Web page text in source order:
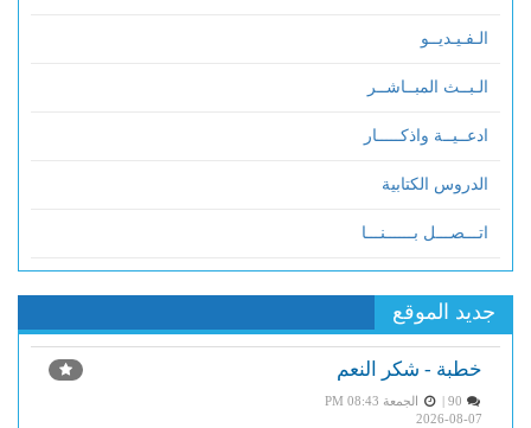
الـفـيـديــو
الـبــث المبــاشــر
ادعــيــة واذكـــــار
الدروس الكتابية
اتـــصـــل بــــــنـــا
جديد الموقع
خطبة - شكر النعم
الجمعة PM 08:43
2026-08-07